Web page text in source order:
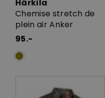
Härkila
Chemise stretch de
plein air Anker
95.-